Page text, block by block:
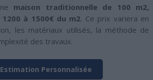
maison traditionnelle de 100 m2,
à 1500€ du m2. Ce prix variera en
les matériaux utilisés, la méthode de
des travaux.
Personnalisée